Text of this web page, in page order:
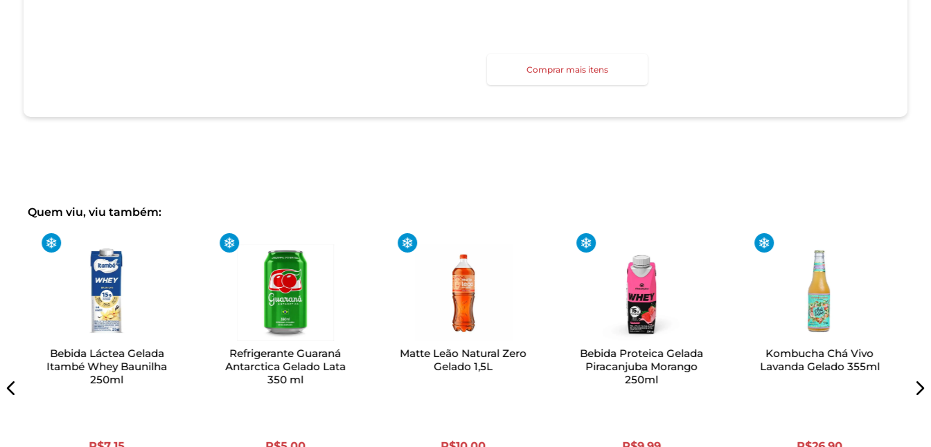
Comprar mais itens
Quem viu, viu também:
Bebida Láctea Gelada
Itambé Whey Baunilha
250ml
Refrigerante Guaraná
Antarctica Gelado Lata
350 ml
Matte Leão Natural Zero
Gelado 1,5L
Bebida Proteica Gelada
Piracanjuba Morango
250ml
Kombucha Chá Vivo
Lavanda Gelado 355ml